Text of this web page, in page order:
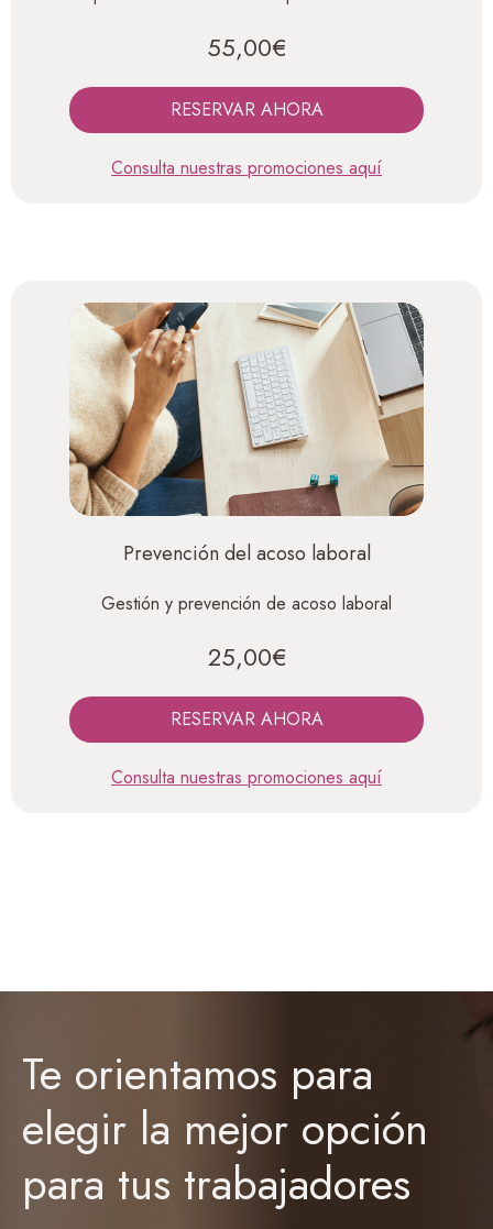
55,00€
RESERVAR AHORA
Consulta nuestras promociones aquí
Prevención del acoso laboral
Gestión y prevención de acoso laboral
25,00€
RESERVAR AHORA
Consulta nuestras promociones aquí
Te orientamos para
elegir la mejor opción
para tus trabajadores